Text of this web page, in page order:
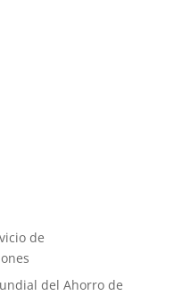
de
del Ahorro de